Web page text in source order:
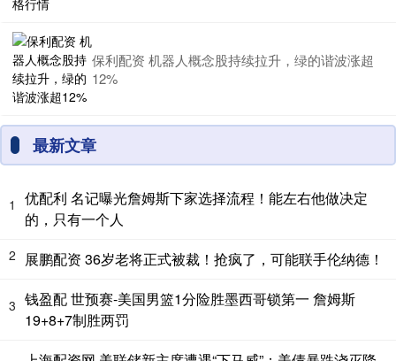
保利配资 机器人概念股持续拉升，绿的谐波涨超
12%
最新文章
1
优配利 名记曝光詹姆斯下家选择流程！能左右他做决定
的，只有一个人
2 展鹏配资 36岁老将正式被裁！抢疯了，可能联手伦纳德！
3 钱盈配 世预赛-美国男篮1分险胜墨西哥锁第一 詹姆斯
19+8+7制胜两罚